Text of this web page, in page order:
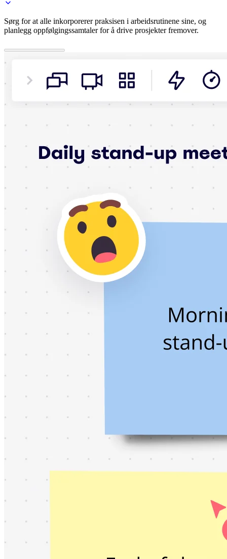
Sørg for at alle inkorporerer praksisen i arbeidsrutinene sine, og
planlegg oppfølgingssamtaler for å drive prosjekter fremover.